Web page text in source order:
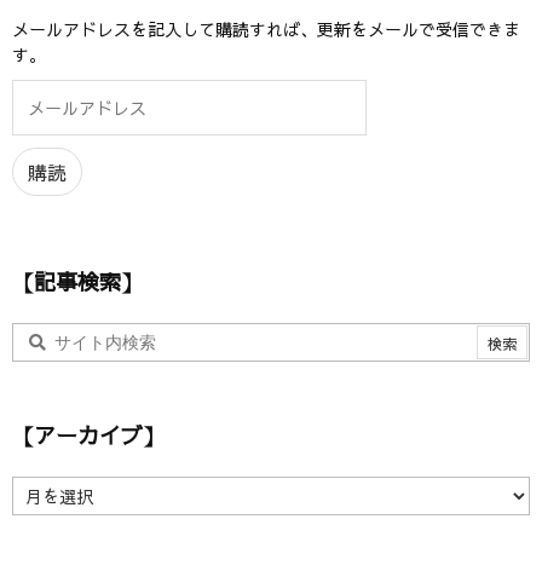
メールアドレスを記入して購読すれば、更新をメールで受信できま
す。
ル
ア
ド
購読
【記事検索】
【アーカイブ】
ア